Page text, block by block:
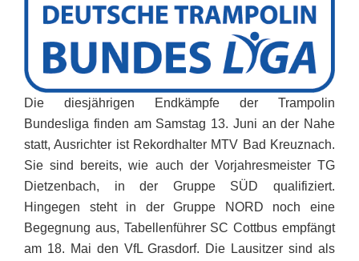
Die diesjährigen Endkämpfe der Trampolin
Bundesliga finden am Samstag 13. Juni an der Nahe
statt, Ausrichter ist Rekordhalter MTV Bad Kreuznach.
Sie sind bereits, wie auch der Vorjahresmeister TG
Dietzenbach, in der Gruppe SÜD qualifiziert.
Hingegen steht in der Gruppe NORD noch eine
Begegnung aus, Tabellenführer SC Cottbus empfängt
am 18. Mai den VfL Grasdorf. Die Lausitzer sind als